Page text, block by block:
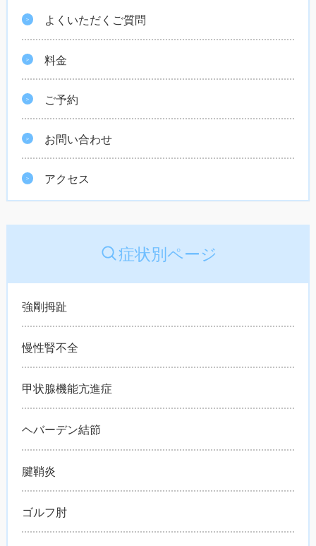
よくいただくご質問
料金
ご予約
お問い合わせ
アクセス
症状別ページ
強剛拇趾
慢性腎不全
甲状腺機能亢進症
ヘバーデン結節
腱鞘炎
ゴルフ肘